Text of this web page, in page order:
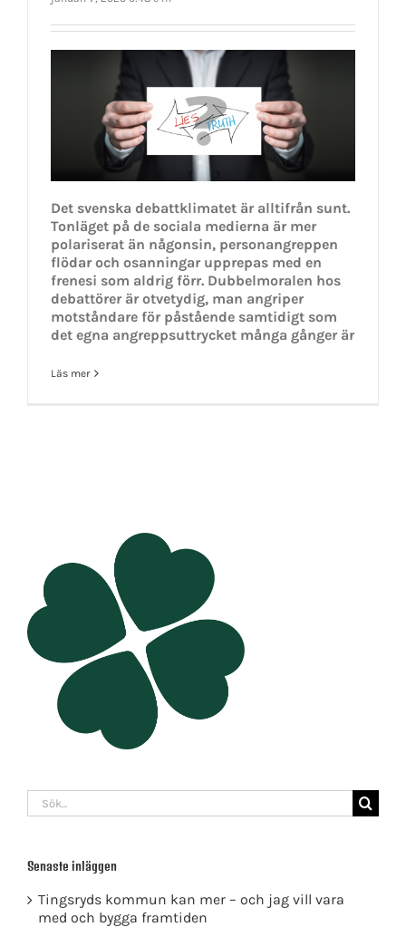
Det svenska debattklimatet är alltifrån sunt.
Tonläget på de sociala medierna är mer
polariserat än någonsin, personangreppen
flödar och osanningar upprepas med en
frenesi som aldrig förr. Dubbelmoralen hos
debattörer är otvetydig, man angriper
motståndare för påstående samtidigt som
det egna angreppsuttrycket många gånger är
Läs mer
Sök
efter:
Senaste inläggen
Tingsryds kommun kan mer – och jag vill vara
med och bygga framtiden